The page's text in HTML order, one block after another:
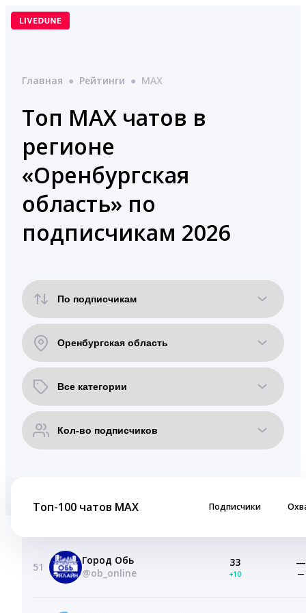
Перейти
Главная ● Рейтинги ● MAX
Топ MAX чатов в
регионе
«Оренбургская
область» по
подписчикам 2026
Топ-100 чатов MAX Подписчики
51
Город Обь
@ob_online
33
+10
—
—